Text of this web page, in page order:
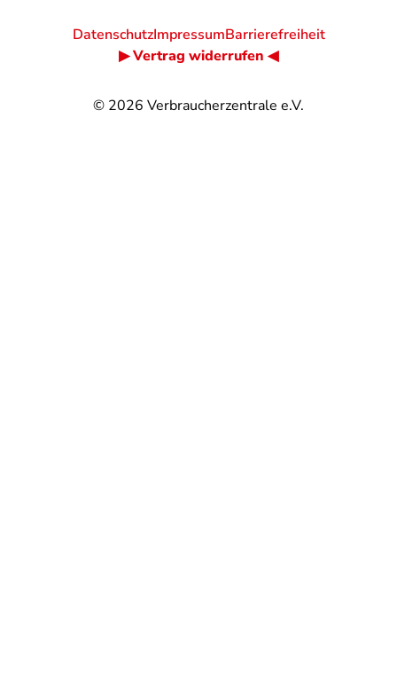
© 2026 Verbraucherzentrale e.V.
DatenschutzImpressumBarrierefreiheit
▶ Vertrag widerrufen ◀